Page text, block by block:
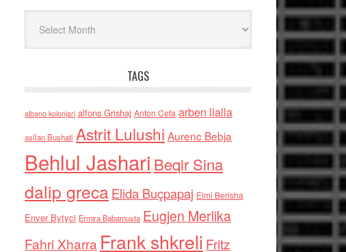
TAGS
albano kolonjari alfons Grishaj Anton Cefa arben llalla
asllan Bushati Astrit Lulushi Aurenc Bebja
Behlul Jashari Beqir Sina
dalip grecaElida Buçpapaj Elmi Berisha
Enver Bytyci Ermira Babamusta Eugjen Merlika
Fahri Xharra Frank shkreli Fritz